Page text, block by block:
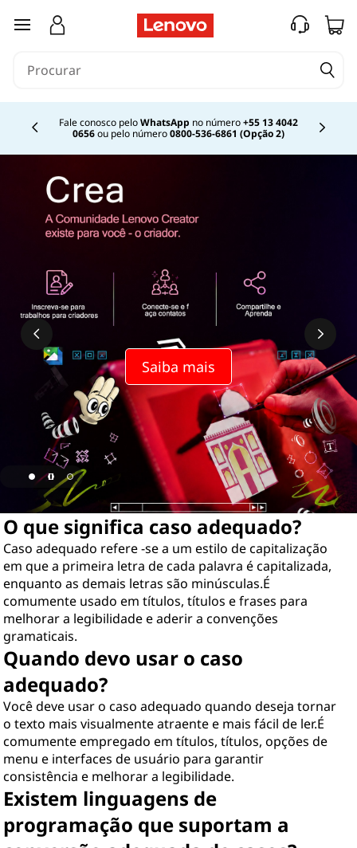
saltar para o conteúdo principal
Fale conosco peloWhatsApp no número+55 13 4042
0656ou pelo número0800-536-6861 (Opção 2)
Currently displaying item 2 of
Saiba mais
O que significa caso adequado?
Caso adequado refere -se a um estilo de capitalização
em que a primeira letra de cada palavra é capitalizada,
enquanto as demais letras são minúsculas.É
comumente usado em títulos, títulos e frases para
melhorar a legibilidade e aderir a convenções
gramaticais.
Quando devo usar o caso
adequado?
Você deve usar o caso adequado quando deseja tornar
o texto mais visualmente atraente e mais fácil de ler.É
comumente empregado em títulos, títulos, opções de
menu e interfaces de usuário para garantir
consistência e melhorar a legibilidade.
Existem linguagens de
programação que suportam a